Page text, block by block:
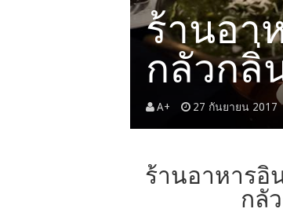
ร้านอา
กลัวกลิ่
A+ 27 กันยายน 2017
ร้านอาหารอิ
กลั